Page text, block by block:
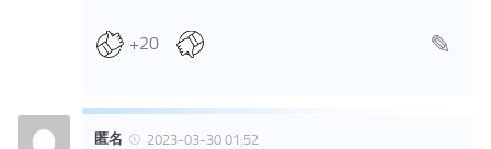
+20
匿名
2023-03-30 01:52